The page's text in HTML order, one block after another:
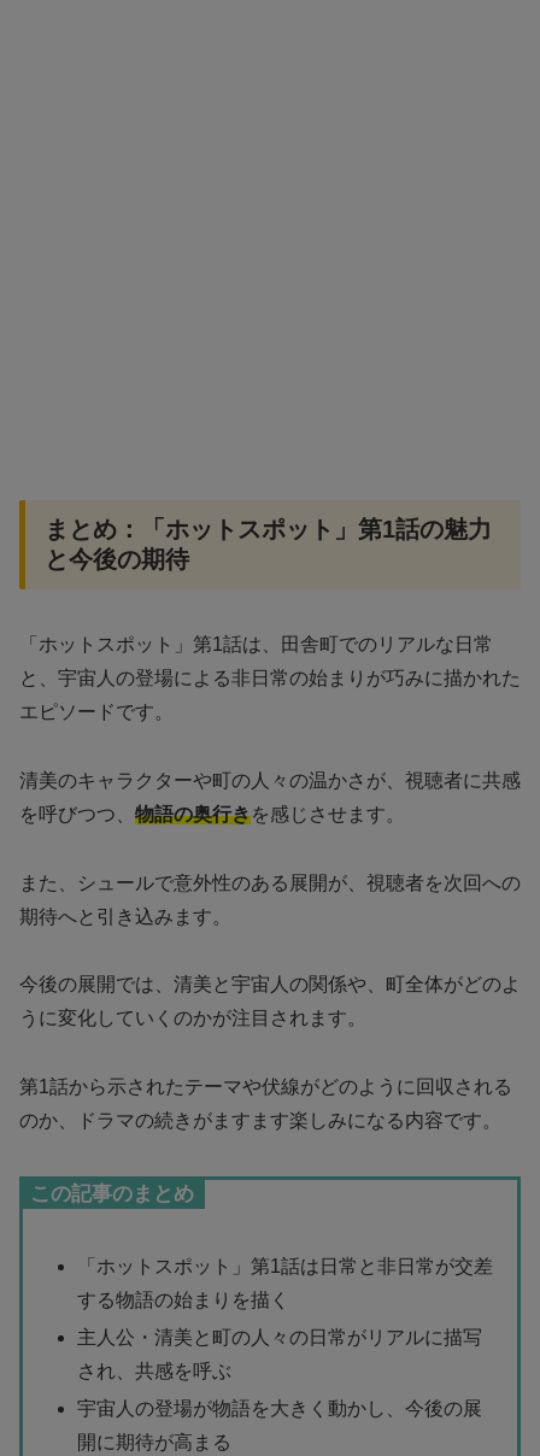
まとめ：「ホットスポット」第1話の魅力
と今後の期待
「ホットスポット」第1話は、田舎町でのリアルな日常
と、宇宙人の登場による非日常の始まりが巧みに描かれた
エピソードです。
清美のキャラクターや町の人々の温かさが、視聴者に共感
を呼びつつ、 物語の奥行きを感じさせます。
また、シュールで意外性のある展開が、視聴者を次回への
期待へと引き込みます。
今後の展開では、清美と宇宙人の関係や、町全体がどのよ
うに変化していくのかが注目されます。
第1話から示されたテーマや伏線がどのように回収される
のか、ドラマの続きがますます楽しみになる内容です。
この記事のまとめ
「ホットスポット」第1話は日常と非日常が交差
する物語の始まりを描く
主人公・清美と町の人々の日常がリアルに描写
され、共感を呼ぶ
宇宙人の登場が物語を大きく動かし、今後の展
開に期待が高まる